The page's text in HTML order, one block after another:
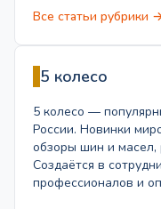
Все статьи рубрики
5 колесо
5 колесо —
России. Новинки
обзоры шин и масел,
Создаётся в
профессионалов и